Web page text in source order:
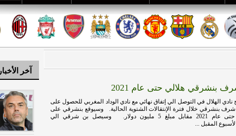
بنشرقي هلالي حتى عام 2021
الهلال في التوصل الي إتفاق نهائي مع نادي الوداد المغربي للحصول على
بنشرقي خلال فترة الإنتقالات الشتوية الحالية. وسيوقع بنشرقي على
عقد مع الهلال حتى عام 2021 مقابل مبلغ 5 مليون دولار. وسيصل بن شرقي الي
المقبل ...
آخر الأخبار